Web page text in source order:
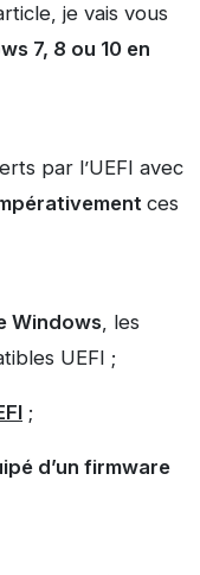
je vais vous
7, 8 ou 10 en
par l’UEFI avec
ces
Windows, les
UEFI ;
;
d’un firmware